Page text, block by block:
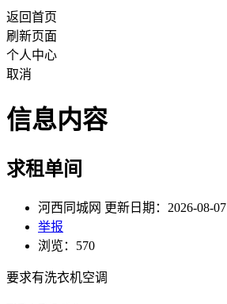
返回首页
刷新页面
个人中心
取消
信息内容
求租单间
河西同城网 更新日期：2026-08-07
举报
浏览：570
要求有洗衣机空调